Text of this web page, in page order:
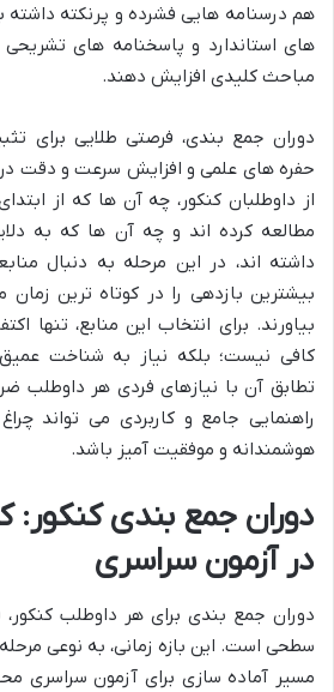
هم درسنامه هایی فشرده و پرنکته داشته
های استاندارد و پاسخنامه های تشریحی
مباحث کلیدی افزایش دهند.
دوران جمع بندی، فرصتی طلایی برای
حفره های علمی و افزایش سرعت و دقت
از داوطلبان کنکور، چه آن ها که از
مطالعه کرده اند و چه آن ها که به
داشته اند، در این مرحله به دنبال
بیشترین بازدهی را در کوتاه ترین زمان
بیاورند. برای انتخاب این منابع، تنها
کافی نیست؛ بلکه نیاز به شناخت
تطابق آن با نیازهای فردی هر داوطلب
راهنمایی جامع و کاربردی می تواند
هوشمندانه و موفقیت آمیز باشد.
دوران جمع بندی کنکور:
در آزمون سراسری
دوران جمع بندی برای هر داوطلب کنکور،
سطحی است. این بازه زمانی، به نوعی
مسیر آماده سازی برای آزمون سراسری